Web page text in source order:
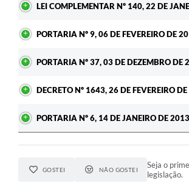
LEI COMPLEMENTAR Nº 140, 22 DE
PORTARIA Nº 9, 06 DE FEVEREIRO DE
PORTARIA Nº 37, 03 DE DEZEMBRO DE
DECRETO Nº 1643, 26 DE FEVEREIRO
PORTARIA Nº 6, 14 DE JANEIRO DE 2013
GOSTEI NÃO GOSTEI
Seja o
legislação.